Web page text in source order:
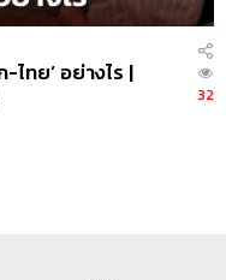
-ไทย’ อย่างไร |
32